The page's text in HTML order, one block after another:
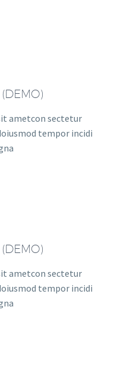
ametcon sectetur
tempor incidi
ametcon sectetur
tempor incidi